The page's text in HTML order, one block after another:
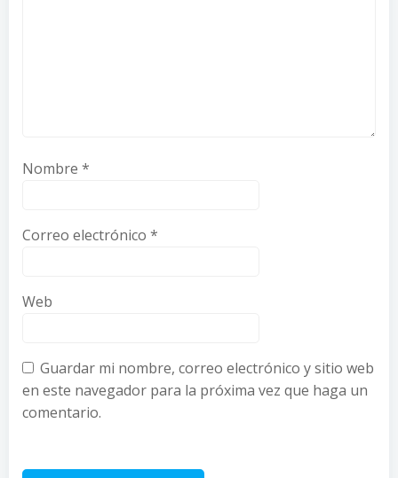
Nombre *
Correo electrónico *
Web
Guardar mi nombre, correo electrónico y sitio web
en este navegador para la próxima vez que haga un
comentario.